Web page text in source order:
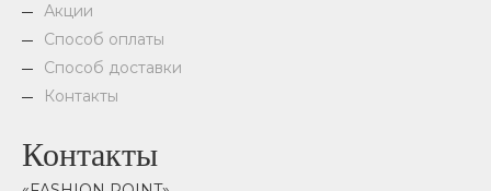
Акции
Способ оплаты
Способ доставки
Контакты
Контакты